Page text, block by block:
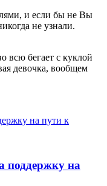
и если бы не Вы
не узнали.
всю бегает с куклой
девочка, вообщем
поддержку на